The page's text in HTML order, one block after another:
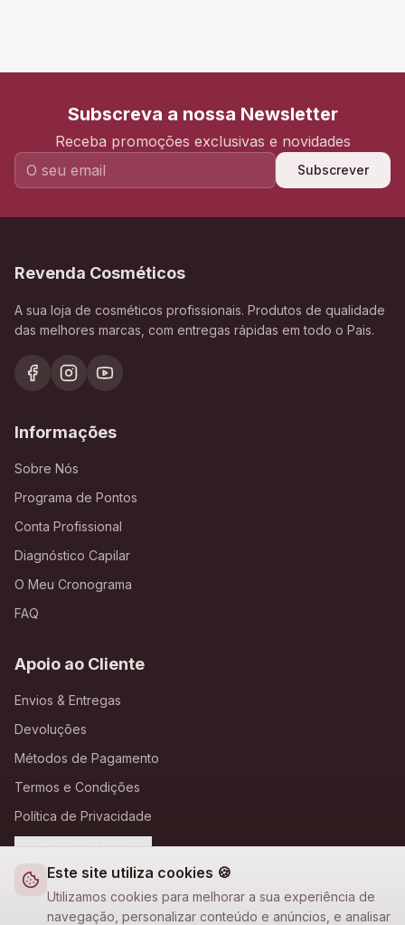
Este site utiliza cookies 🍪
Utilizamos cookies para melhorar a sua experiência de
navegação, personalizar conteúdo e anúncios, e analisar
Subscreva a nossa Newsletter
Receba promoções exclusivas e novidades
Subscrever
Revenda Cosméticos
A sua loja de cosméticos profissionais. Produtos de qualidade
das melhores marcas, com entregas rápidas em todo o Pais.
Informações
Sobre Nós
Programa de Pontos
Conta Profissional
Diagnóstico Capilar
O Meu Cronograma
FAQ
Apoio ao Cliente
Envios & Entregas
Devoluções
Métodos de Pagamento
Termos e Condições
Política de Privacidade
Definições de Cookies
A Loja Nova